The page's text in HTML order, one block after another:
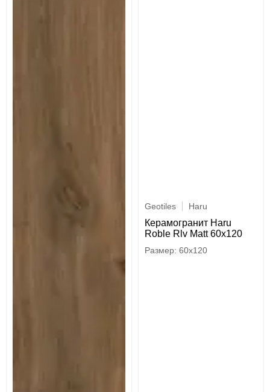
Geotiles Haru
Керамогранит Haru
Roble Rlv Matt 60x120
60x120